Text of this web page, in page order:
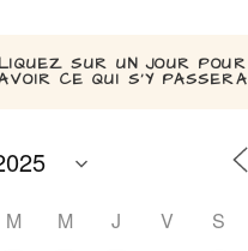
SUR UN JOUR POUR
CE QUI S’Y PASSERA
M M J V S